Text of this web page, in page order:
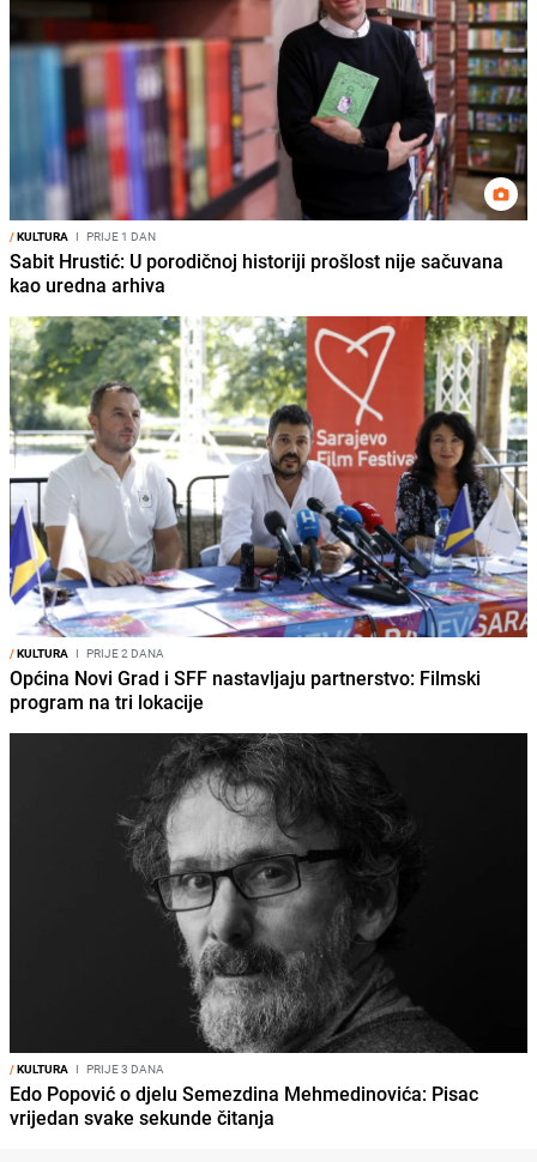
/KULTURA I PRIJE 1 DAN
Sabit Hrustić: U porodičnoj historiji prošlost nije sačuvana
kao uredna arhiva
/KULTURA I PRIJE 2 DANA
Općina Novi Grad i SFF nastavljaju partnerstvo: Filmski
program na tri lokacije
/KULTURA I PRIJE 3 DANA
Edo Popović o djelu Semezdina Mehmedinovića: Pisac
vrijedan svake sekunde čitanja